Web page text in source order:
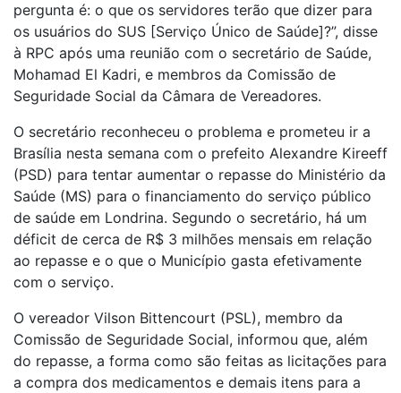
pergunta é: o que os servidores terão que dizer para
os usuários do SUS [Serviço Único de Saúde]?”, disse
à RPC após uma reunião com o secretário de Saúde,
Mohamad El Kadri, e membros da Comissão de
Seguridade Social da Câmara de Vereadores.
O secretário reconheceu o problema e prometeu ir a
Brasília nesta semana com o prefeito Alexandre Kireeff
(PSD) para tentar aumentar o repasse do Ministério da
Saúde (MS) para o financiamento do serviço público
de saúde em Londrina. Segundo o secretário, há um
déficit de cerca de R$ 3 milhões mensais em relação
ao repasse e o que o Município gasta efetivamente
com o serviço.
O vereador Vilson Bittencourt (PSL), membro da
Comissão de Seguridade Social, informou que, além
do repasse, a forma como são feitas as licitações para
a compra dos medicamentos e demais itens para a